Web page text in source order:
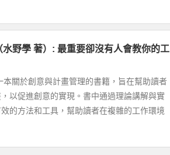
野學 著）: 最重要卻沒有人會教你的工
本關於創意與計畫管理的書籍，旨在幫助讀者
以促進創意的實現。書中通過理論講解與實
的方法和工具，幫助讀者在複雜的工作環境